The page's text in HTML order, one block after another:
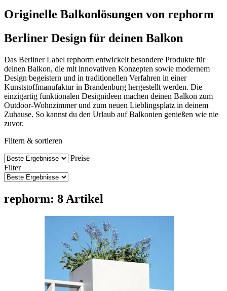
Originelle Balkonlösungen von rephorm
Berliner Design für deinen Balkon
Das Berliner Label rephorm entwickelt besondere Produkte für
deinen Balkon, die mit innovativen Konzepten sowie modernem
Design begeistern und in traditionellen Verfahren in einer
Kunststoffmanufaktur in Brandenburg hergestellt werden. Die
einzigartig funktionalen Designideen machen deinen Balkon zum
Outdoor-Wohnzimmer und zum neuen Lieblingsplatz in deinem
Zuhause. So kannst du den Urlaub auf Balkonien genießen wie nie
zuvor.
Filtern & sortieren
Preise
Filter
rephorm: 8 Artikel